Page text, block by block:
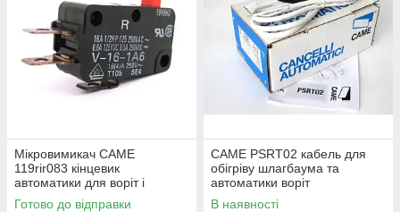
Мікровимикач CAME
119rir083 кінцевик
автоматики для воріт і
шлагбаум
Готово до відправки
CAME PSRT02 кабель для
обігріву шлагбаума та
автоматики воріт
В наявності